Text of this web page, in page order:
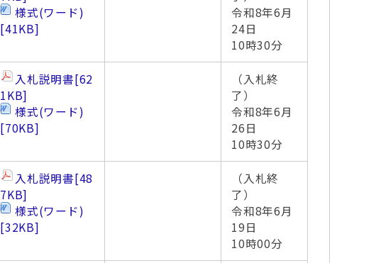
様式(ワード)
[41KB]
令和8年6月
24日
10時30分
入札説明書[62
1KB]
様式(ワード)
[70KB]
（入札終
了）
令和8年6月
26日
10時30分
入札説明書[48
7KB]
様式(ワード)
[32KB]
（入札終
了）
令和8年6月
19日
10時00分